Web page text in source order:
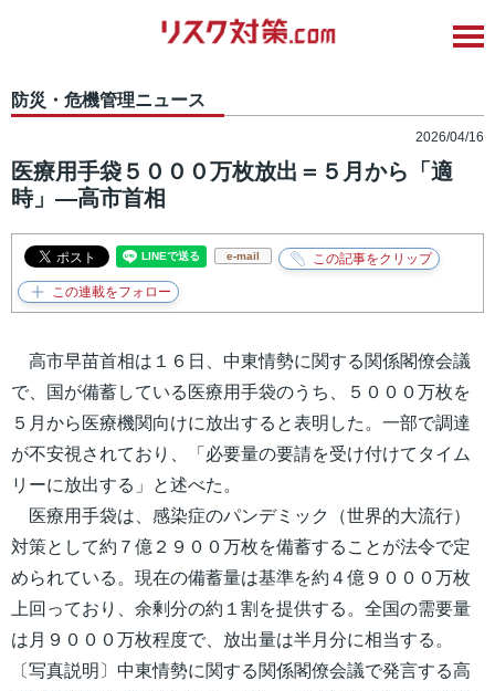
防災・危機管理ニュース
2026/04/16
医療用手袋５０００万枚放出＝５月から「適
時」―高市首相
e-mail
高市早苗首相は１６日、中東情勢に関する関係閣僚会議
で、国が備蓄している医療用手袋のうち、５０００万枚を
５月から医療機関向けに放出すると表明した。一部で調達
が不安視されており、「必要量の要請を受け付けてタイム
リーに放出する」と述べた。
医療用手袋は、感染症のパンデミック（世界的大流行）
対策として約７億２９００万枚を備蓄することが法令で定
められている。現在の備蓄量は基準を約４億９０００万枚
上回っており、余剰分の約１割を提供する。全国の需要量
は月９０００万枚程度で、放出量は半月分に相当する。
〔写真説明〕中東情勢に関する関係閣僚会議で発言する高